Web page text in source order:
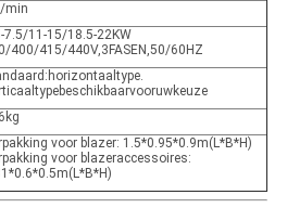
min
7.5/11-15/18.5-22KW
400/415/440V,3FASEN,50/60HZ
voor blazer: 1.5*0.95*0.9m(L*B*H)
voor blazeraccessoires: